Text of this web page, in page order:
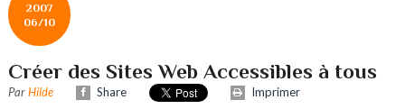
2007
06/10
Créer des Sites Web Accessibles à tous
Par Hilde Share Imprimer